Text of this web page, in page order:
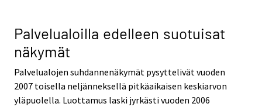
Palvelualoilla edelleen suotuisat
näkymät
Palvelualojen suhdannenäkymät pysyttelivät vuoden
2007 toisella neljänneksellä pitkäaikaisen keskiarvon
yläpuolella. Luottamus laski jyrkästi vuoden 2006